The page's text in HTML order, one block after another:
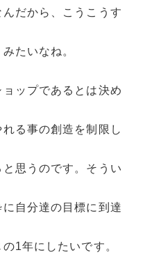
だから、こうこうす
たいなね。
ップであるとは決め
る事の創造を制限し
思うのです。そうい
自分達の目標に到達
1年にしたいです。